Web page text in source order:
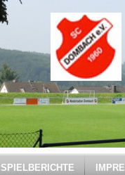
SPIELBERICHTE